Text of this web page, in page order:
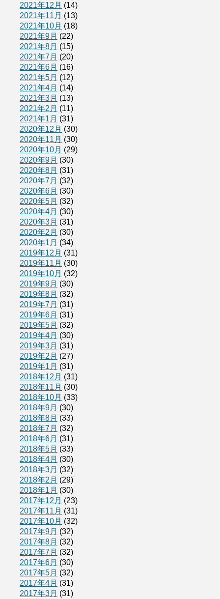
2021年12月 (14)
2021年11月 (13)
2021年10月 (18)
2021年9月 (22)
2021年8月 (15)
2021年7月 (20)
2021年6月 (16)
2021年5月 (12)
2021年4月 (14)
2021年3月 (13)
2021年2月 (11)
2021年1月 (31)
2020年12月 (30)
2020年11月 (30)
2020年10月 (29)
2020年9月 (30)
2020年8月 (31)
2020年7月 (32)
2020年6月 (30)
2020年5月 (32)
2020年4月 (30)
2020年3月 (31)
2020年2月 (30)
2020年1月 (34)
2019年12月 (31)
2019年11月 (30)
2019年10月 (32)
2019年9月 (30)
2019年8月 (32)
2019年7月 (31)
2019年6月 (31)
2019年5月 (32)
2019年4月 (30)
2019年3月 (31)
2019年2月 (27)
2019年1月 (31)
2018年12月 (31)
2018年11月 (30)
2018年10月 (33)
2018年9月 (30)
2018年8月 (33)
2018年7月 (32)
2018年6月 (31)
2018年5月 (33)
2018年4月 (30)
2018年3月 (32)
2018年2月 (29)
2018年1月 (30)
2017年12月 (23)
2017年11月 (31)
2017年10月 (32)
2017年9月 (32)
2017年8月 (32)
2017年7月 (32)
2017年6月 (30)
2017年5月 (32)
2017年4月 (31)
2017年3月 (31)